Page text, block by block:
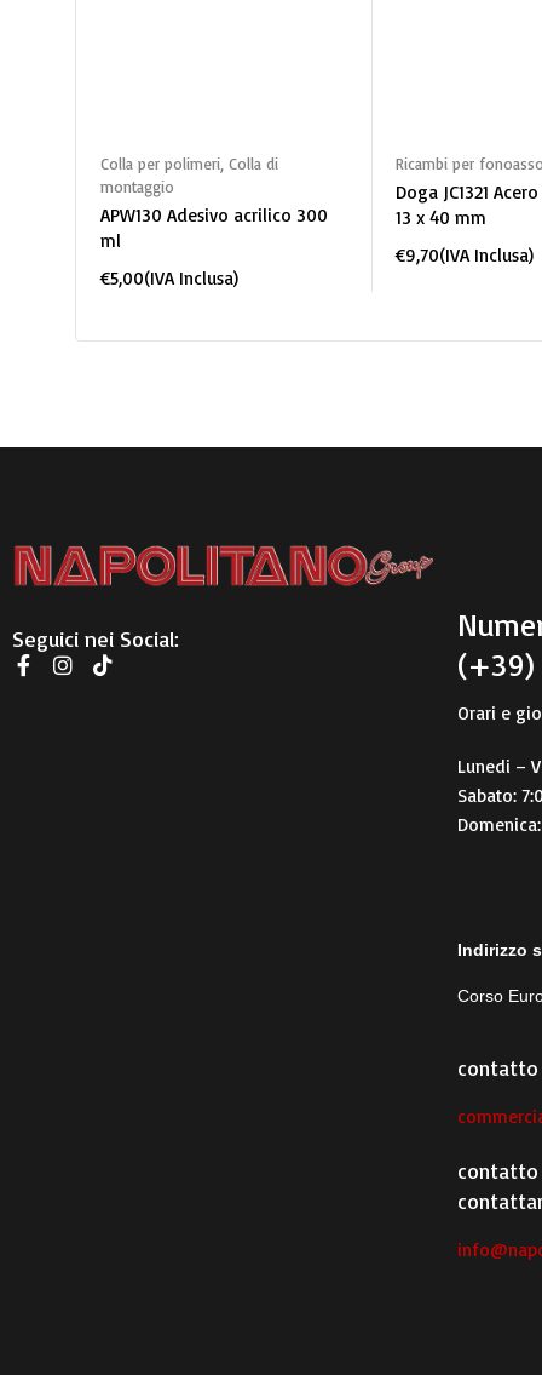
Aggiungi al carrello
Colla per polimeri Colla di
montaggio
APW130 Adesivo acrilico 300
ml
€5,00(IVA Inclusa)
Aggiungi al
Ricambi per
Doga JC1321
13 x 40 mm
€9,70(IVA Inclusa)
Seguici nei Social:
(+39)
Orari e
Lunedi –
Sabato:
Indirizzo
Corso
contatto
contatto